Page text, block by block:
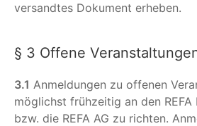
versandtes Dokument erheben.
§ 3 Offene
3.1 Anmeldungen zu offenen
möglichst frühzeitig an den REFA
bzw. die REFA AG zu richten.